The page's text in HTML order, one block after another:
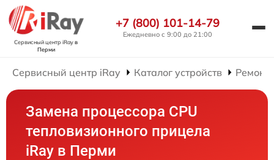
Сервисный центр iRayв
Перми
+7 (800) 101-14-79
Ежедневно с 9:00 до 21:00
Сервисный центр iRay Каталог устройств Ремонт
Замена процессора CPU
тепловизионного прицела
iRay в Перми